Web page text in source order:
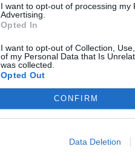
I want to opt-out of processing my
Advertising.
Opted In
I want to opt-out of Collection,
of my Personal Data that Is
was collected.
Opted Out
CONFIRM
Data Deletion